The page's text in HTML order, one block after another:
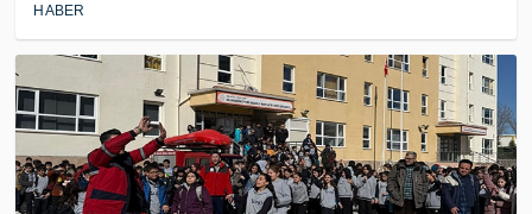
HABER